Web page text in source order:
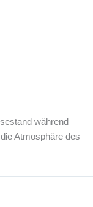
während
Atmosphäre des